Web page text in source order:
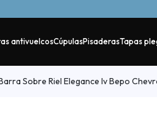
antivuelcosCúpulasPisaderasTapas
Sobre Riel Elegance Iv Bepo